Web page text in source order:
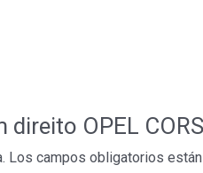
direito OPEL
Los campos obligatorios